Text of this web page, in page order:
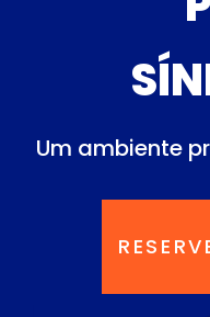
Um ambiente